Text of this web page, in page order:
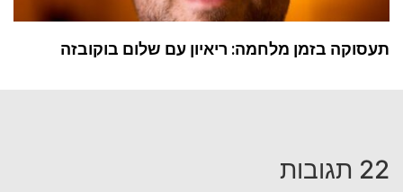
תעסוקה בזמן מלחמה: ריאיון עם שלום בוקובזה
22 תגובות